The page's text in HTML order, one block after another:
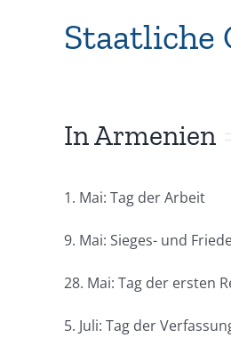
Staatliche
In Armenien
1. Mai: Tag der Arbeit
9. Mai: Sieges- und
28. Mai: Tag der ersten
5. Juli: Tag der